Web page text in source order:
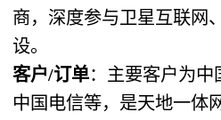
商，深度参与卫星互联网
设。
客户/订单：主要客户为中
中国电信等，是天地一体